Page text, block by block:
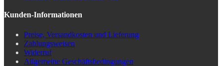
Kunden-Informationen
Preise, Versandkosten und Lieferung
Zahlungsweisen
Widerruf
Allgemeine Geschäftsbedingungen